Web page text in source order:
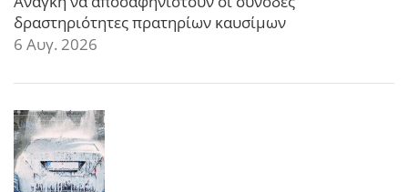
δραστηριότητες πρατηρίων καυσίμων
6 Αυγ. 2026